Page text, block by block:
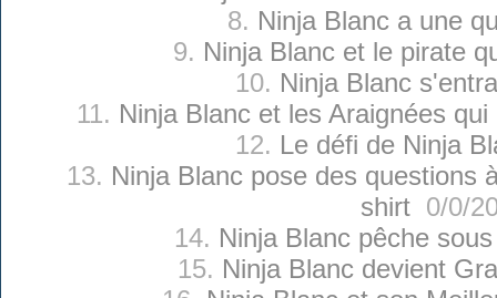
8. Ninja Blanc a une
9. Ninja Blanc et le pirate
10. Ninja Blanc
11. Ninja Blanc et les Araignées
12. Le défi de Ninja
13. Ninja Blanc pose des questions
shirt0/0/
14. Ninja Blanc pêche
15. Ninja Blanc devient